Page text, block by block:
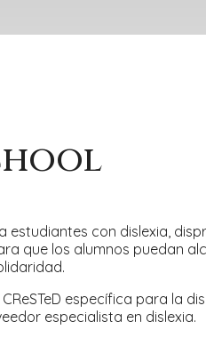
estudiantes con dislexia,
que los alumnos puedan
específica para la
especialista en dislexia.